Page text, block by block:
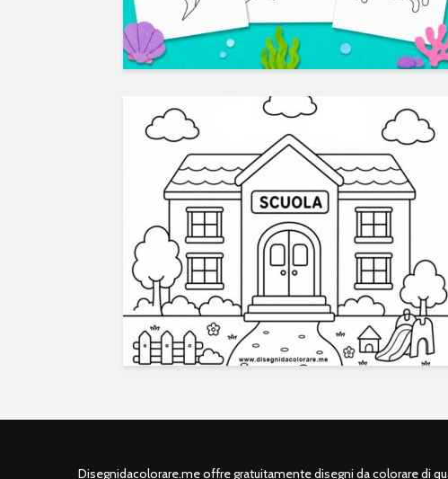
Disegnidacolorare.me offre gratuitamente disegni da colorare di